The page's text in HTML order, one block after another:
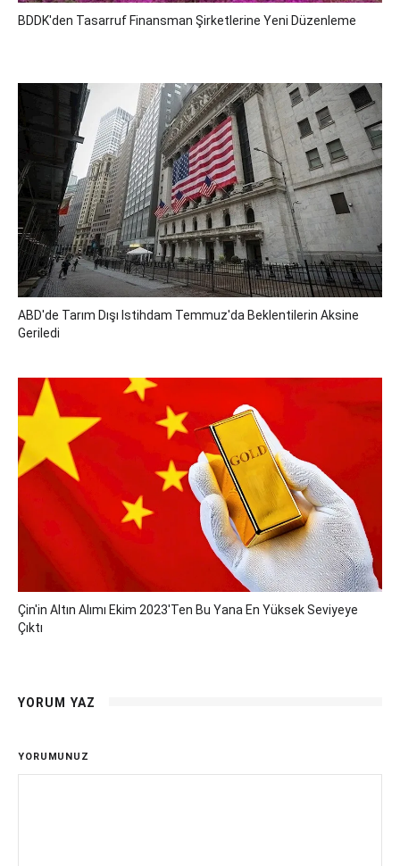
BDDK'den Tasarruf Finansman Şirketlerine Yeni Düzenleme
ABD'de Tarım Dışı Istihdam Temmuz'da Beklentilerin Aksine
Geriledi
Çin'in Altın Alımı Ekim 2023'ten Bu Yana En Yüksek Seviyeye
Çıktı
YORUM YAZ
YORUMUNUZ